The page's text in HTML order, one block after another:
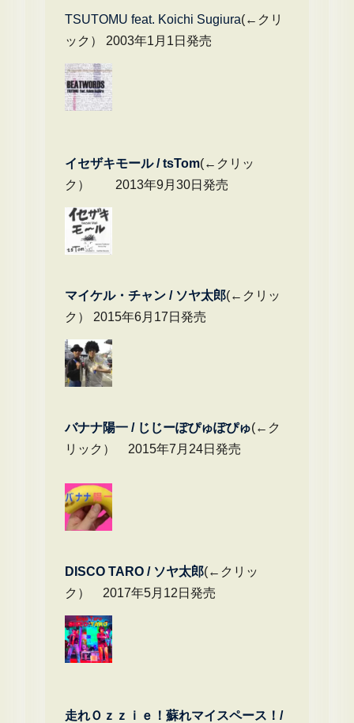
TSUTOMU feat. Koichi Sugiura(←クリ
ック） 2003年1月1日発売
イセザキモール / tsTom(←クリッ
ク） 2013年9月30日発売
マイケル・チャ ン / ソヤ太郎(←クリッ
ク） 2015年6月17日発売
バナナ陽一 / じじーぽぴゅぽぴゅ(←ク
リック） 2015年7月24日発売
DISCO TARO / ソヤ太郎(←クリッ
ク） 2017年5月12日発売
走れＯｚｚｉｅ！蘇れマイスペース！/